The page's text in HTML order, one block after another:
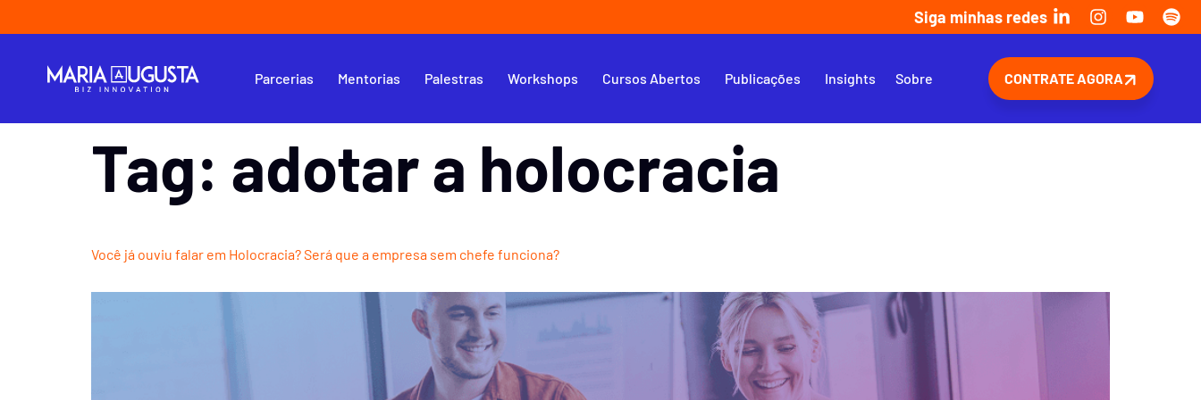
Siga minhas redes
Parcerias Mentorias Palestras Workshops Cursos Abertos Publicações Insights Sobre CONTRATE AGORA
Tag: adotar a holocracia
Você já ouviu falar em Holocracia? Será que a empresa sem chefe funciona?